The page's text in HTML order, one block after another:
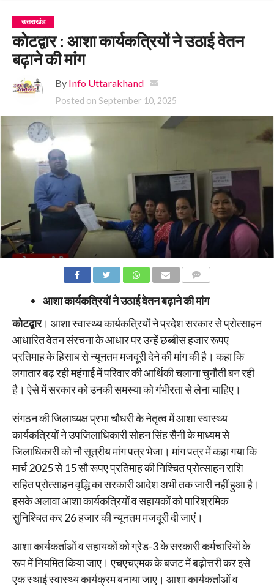
उत्तराखंड
कोटद्वार : आशा कार्यकत्रियों ने उठाई वेतन
बढ़ाने की मांग
By Info Uttarakhand
Posted on September 10, 2025
आशा कार्यकत्रियों ने उठाई वेतन बढ़ाने की मांग
कोटद्वार। आशा स्वास्थ्य कार्यकत्रियों ने प्रदेश सरकार से प्रोत्साहन
आधारित वेतन संरचना के आधार पर उन्हें छब्बीस हजार रूपए
प्रतिमाह के हिसाब से न्यूनतम मजदूरी देने की मांग की है। कहा कि
लगातार बढ़ रही महंगाई में परिवार की आर्थिकी चलाना चुनौती बन रही
है। ऐसे में सरकार को उनकी समस्या को गंभीरता से लेना चाहिए।
संगठन की जिलाध्यक्ष प्रभा चौधरी के नेतृत्व में आशा स्वास्थ्य
कार्यकत्रियों ने उपजिलाधिकारी सोहन सिंह सैनी के माध्यम से
जिलाधिकारी को नौ सूत्रीय मांग पत्र भेजा। मांग पत्र में कहा गया कि
मार्च 2025 से 15 सौ रूपए प्रतिमाह की निश्चित प्रोत्साहन राशि
सहित प्रोत्साहन वृद्धि का सरकारी आदेश अभी तक जारी नहीं हुआ है।
इसके अलावा आशा कार्यकत्रियों व सहायकों को पारिश्रमिक
सुनिश्चित कर 26 हजार की न्यूनतम मजदूरी दी जाएं।
आशा कार्यकर्ताओं व सहायकों को ग्रेड-3 के सरकारी कर्मचारियों के
रूप में नियमित किया जाए। एचएचएमक के बजट में बढ़ोत्तरी कर इसे
एक स्थाई स्वास्थ्य कार्यक्रम बनाया जाए। आशा कार्यकर्ताओं व